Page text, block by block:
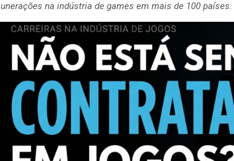
na indústria de games em mais de 100 países.